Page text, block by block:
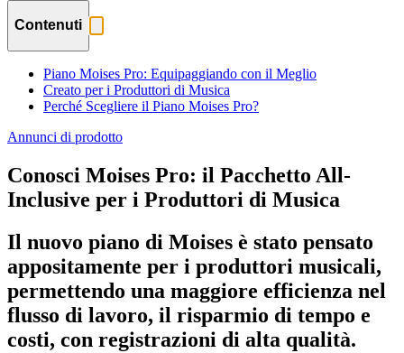
Contenuti
Piano Moises Pro: Equipaggiando con il Meglio
Creato per i Produttori di Musica
Perché Scegliere il Piano Moises Pro?
Annunci di prodotto
Conosci Moises Pro: il Pacchetto All-
Inclusive per i Produttori di Musica
Il nuovo piano di Moises è stato pensato
appositamente per i produttori musicali,
permettendo una maggiore efficienza nel
flusso di lavoro, il risparmio di tempo e
costi, con registrazioni di alta qualità.